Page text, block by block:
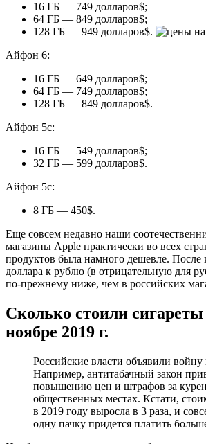
16 ГБ — 749 долларов$;
64 ГБ — 849 долларов$;
128 ГБ — 949 долларов$.
Айфон 6:
16 ГБ — 649 долларов$;
64 ГБ — 749 долларов$;
128 ГБ — 849 долларов$.
Айфон 5с:
16 ГБ — 549 долларов$;
32 ГБ — 599 долларов$.
Айфон 5с:
8 ГБ — 450$.
Еще совсем недавно наши
магазины Apple практически во всех
продуктов была намного дешевле. После
доллара к рублю (в отрицательную для
по-прежнему ниже, чем в российских
Сколько стоили
ноябре 2019 г.
Российские власти объявили
Например, антитабачный закон
повышению цен и штрафов за
общественных местах. Кстати,
в 2019 году выросла в 3 раза, и
одну пачку придется платить